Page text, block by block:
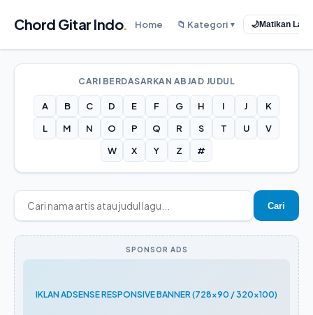
Chord Gitar Indo. Home 📁 Kategori ▼ 🌙Matikan
CARI BERDASARKAN ABJAD JUDUL
A B C D E F G H I J
K
L
M N O P Q R S T U
V
W
X Y Z #
Cari
SPONSOR ADS
IKLAN ADSENSE RESPONSIVE BANNER (728x90 / 320x100)